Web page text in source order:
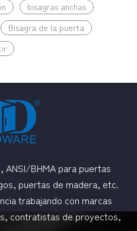
bisagras anchas
Bisagra de la puerta
ANSI/BHMA para puertas
puertas de madera, etc.
trabajando con marcas
contratistas de proyectos,